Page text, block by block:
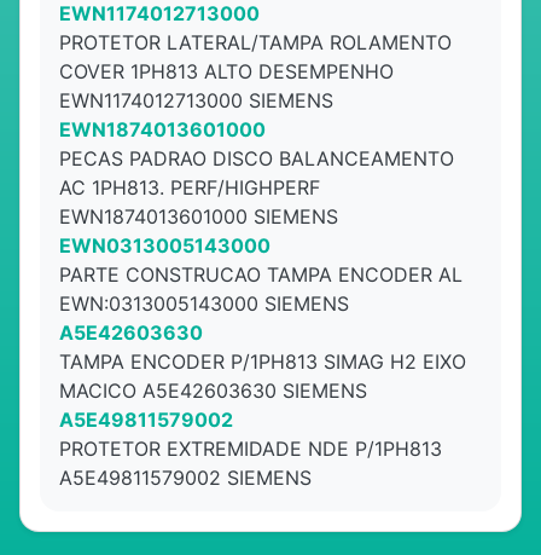
EWN1174012713000
PROTETOR LATERAL/TAMPA ROLAMENTO
COVER 1PH813 ALTO DESEMPENHO
EWN1174012713000 SIEMENS
EWN1874013601000
PECAS PADRAO DISCO BALANCEAMENTO
AC 1PH813. PERF/HIGHPERF
EWN1874013601000 SIEMENS
EWN0313005143000
PARTE CONSTRUCAO TAMPA ENCODER AL
EWN:0313005143000 SIEMENS
A5E42603630
TAMPA ENCODER P/1PH813 SIMAG H2 EIXO
MACICO A5E42603630 SIEMENS
A5E49811579002
PROTETOR EXTREMIDADE NDE P/1PH813
A5E49811579002 SIEMENS